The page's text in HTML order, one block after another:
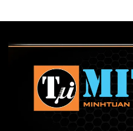
Mỡ tra phím đàn Piano
THÊM VÀO GIỎ HÀNG